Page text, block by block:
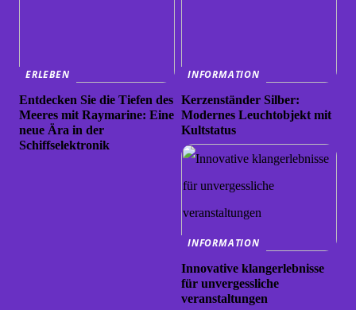
ERLEBEN
Entdecken Sie die Tiefen des
Meeres mit Raymarine: Eine
neue Ära in der
Schiffselektronik
INFORMATION
Kerzenständer Silber:
Modernes Leuchtobjekt mit
Kultstatus
INFORMATION
Innovative klangerlebnisse
für unvergessliche
veranstaltungen